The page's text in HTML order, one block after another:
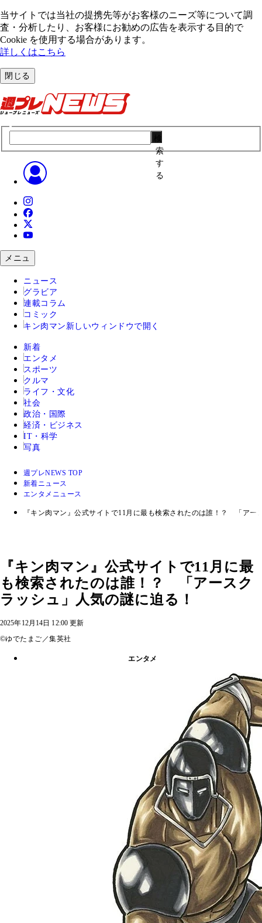
当サイトでは当社の提携先等がお客様のニーズ等について調
査・分析したり、お客様にお勧めの広告を表⽰する⽬的で
Cookie を使⽤する場合があります。
詳しくはこちら
閉じる
索
す
る
メニュ
ニュース
グラビア
連載コラム
コミック
キン肉マン 新しいウィンドウで開く
新着
エンタメ
スポーツ
クルマ
ライフ・文化
社会
政治・国際
経済・ビジネス
IT・科学
写真
週プレNEWS TOP
新着ニュース
エンタメニュース
『キン肉マン』公式サイトで11月に最も検索されたのは誰！？ 「アー
『キン肉マン』公式サイトで11月に最
も検索されたのは誰！？ 「アースク
ラッシュ」人気の謎に迫る！
2025年12月14日 12:00 更新
©ゆでたまご／集英社
エンタメ